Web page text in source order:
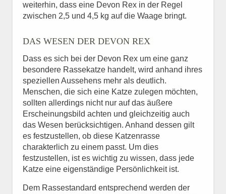
weiterhin, dass eine Devon Rex in der Regel
zwischen 2,5 und 4,5 kg auf die Waage bringt.
DAS WESEN DER DEVON REX
Dass es sich bei der Devon Rex um eine ganz
besondere Rassekatze handelt, wird anhand ihres
speziellen Aussehens mehr als deutlich.
Menschen, die sich eine Katze zulegen möchten,
sollten allerdings nicht nur auf das äußere
Erscheinungsbild achten und gleichzeitig auch
das Wesen berücksichtigen. Anhand dessen gilt
es festzustellen, ob diese Katzenrasse
charakterlich zu einem passt. Um dies
festzustellen, ist es wichtig zu wissen, dass jede
Katze eine eigenständige Persönlichkeit ist.
Dem Rassestandard entsprechend werden der